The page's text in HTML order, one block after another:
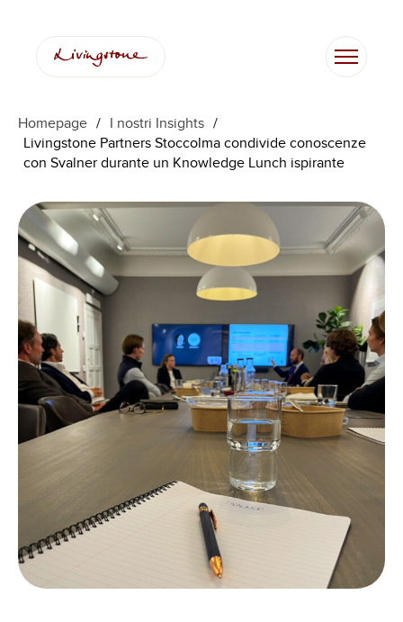
contenuto
Homepage / I nostri Insights /
Livingstone Partners Stoccolma condivide conoscenze
con Svalner durante un Knowledge Lunch ispirante